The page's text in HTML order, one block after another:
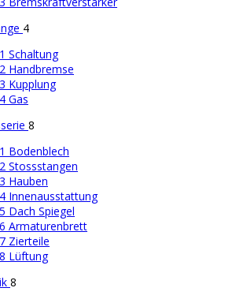
4
Schaltung
Handbremse
Kupplung
Gas
8
Bodenblech
Stossstangen
Hauben
Innenausstattung
Dach Spiegel
Armaturenbrett
Zierteile
Lüftung
8